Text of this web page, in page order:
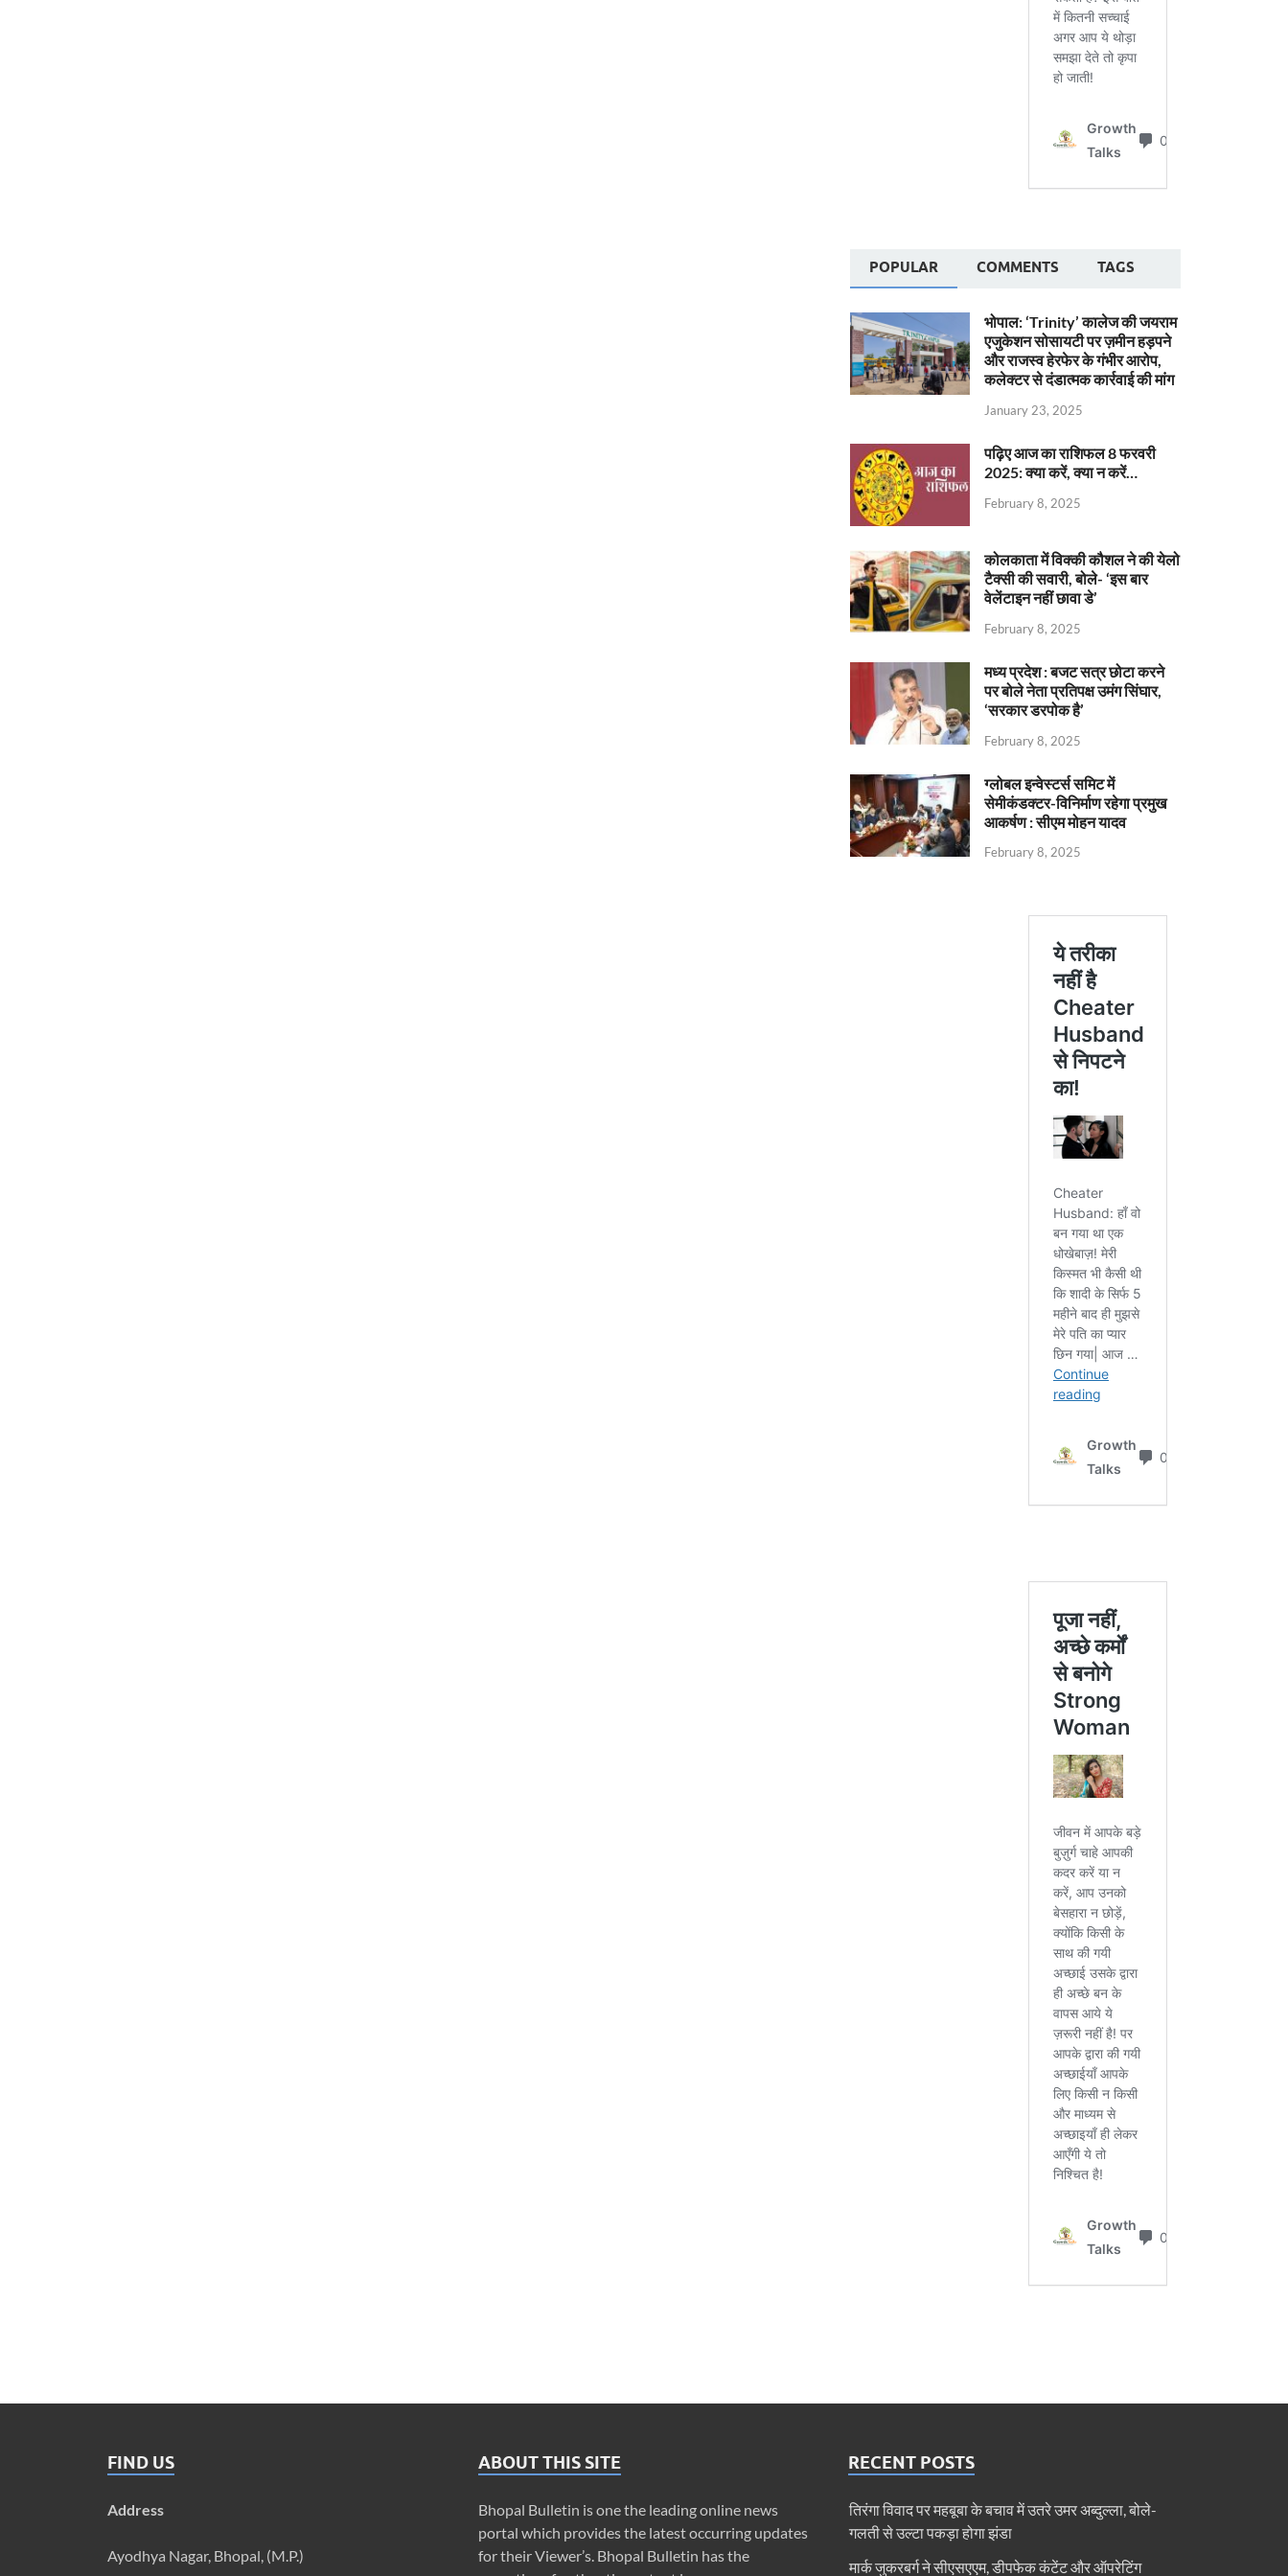
POPULAR COMMENTS TAGS
भोपाल: ‘Trinity’ कालेज की जयराम
एजुकेशन सोसायटी पर ज़मीन हड़पने
और राजस्व हेरफेर के गंभीर आरोप,
कलेक्टर से दंडात्मक कार्रवाई की मांग
January 23, 2025
पढ़िए आज का राशिफल 8 फरवरी
2025: क्या करें, क्या न करें…
February 8, 2025
कोलकाता में विक्की कौशल ने की येलो
टैक्सी की सवारी, बोले- ‘इस बार
वेलेंटाइन नहीं छावा डे’
February 8, 2025
मध्य प्रदेश : बजट सत्र छोटा करने
पर बोले नेता प्रतिपक्ष उमंग सिंघार,
‘सरकार डरपोक है’
February 8, 2025
ग्लोबल इन्वेस्टर्स समिट में
सेमीकंडक्टर-विनिर्माण रहेगा प्रमुख
आकर्षण : सीएम मोहन यादव
February 8, 2025
FIND US
Address
Ayodhya Nagar, Bhopal, (M.P.)
ABOUT THIS SITE
Bhopal Bulletin is one the leading online news
portal which provides the latest occurring updates
for their Viewer’s. Bhopal Bulletin has the
RECENT POSTS
तिरंगा विवाद पर महबूबा के बचाव में उतरे उमर अब्दुल्ला, बोले-
गलती से उल्टा पकड़ा होगा झंडा
मार्क जुकरबर्ग ने सीएसएएम, डीपफेक कंटेंट और ऑपरेटिंग